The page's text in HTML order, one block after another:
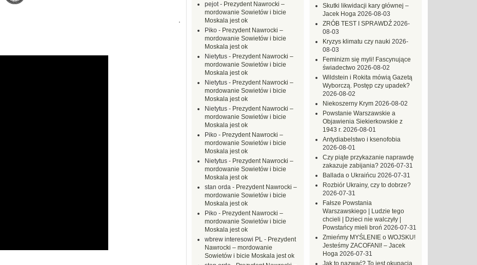
.
Skutki likwidacji kary głównej –
Jacek Hoga 2026-08-03
ZRÓB TEST I SPRAWDŹ 2026-
08-03
Kryzys klimatu czy nauki 2026-
08-03
Feminizm się myli! Fascynujące
świadectwo 2026-08-02
Wildstein i Rokita mówią Gazetą
Wyborczą. Postęp czy upadek?
2026-08-02
Niekoszerny Krym 2026-08-02
Powstanie Warszawskie a
Objawienia Siekierkowskie z
1943 r. 2026-08-01
Antydiabelstwo i ksenofobia
2026-08-01
Czy piąte przykazanie naprawdę
zakazuje zabijania? 2026-07-31
Ballada o Ukraińcu 2026-07-31
Rozbiór Ukrainy, czy to dobrze?
2026-07-31
Fałsze Powstania
Warszawskiego | Ludzie tego
chcieli | Dzieci nie walczyły |
Powstańcy mieli broń 2026-07-31
Zmieńmy MYŚLENIE o WOJSKU!
Jesteśmy ZACOFANI! – Jacek
Hoga 2026-07-31
Jak to nazwać? To jest okupacja
pejot- Prezydent Nawrocki –
mordowanie Sowietów i bicie
Moskala jest ok
Piko - Prezydent Nawrocki –
mordowanie Sowietów i bicie
Moskala jest ok
Nietytus - Prezydent Nawrocki –
mordowanie Sowietów i bicie
Moskala jest ok
Nietytus - Prezydent Nawrocki –
mordowanie Sowietów i bicie
Moskala jest ok
Nietytus - Prezydent Nawrocki –
mordowanie Sowietów i bicie
Moskala jest ok
Piko - Prezydent Nawrocki –
mordowanie Sowietów i bicie
Moskala jest ok
Nietytus - Prezydent Nawrocki –
mordowanie Sowietów i bicie
Moskala jest ok
stan orda - Prezydent Nawrocki –
mordowanie Sowietów i bicie
Moskala jest ok
Piko - Prezydent Nawrocki –
mordowanie Sowietów i bicie
Moskala jest ok
wbrew interesowi PL - Prezydent
Nawrocki – mordowanie
Sowietów i bicie Moskala jest ok